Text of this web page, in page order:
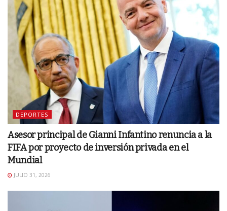
DEPORTES
Asesor principal de Gianni Infantino renuncia a la
FIFA por proyecto de inversión privada en el
Mundial
JULIO 31, 2026